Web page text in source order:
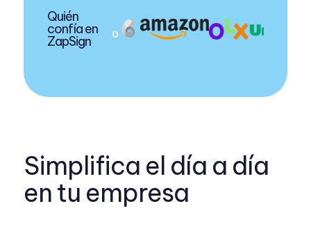
Quién
confía en
ZapSign
Simplifica el día a día
en tu empresa